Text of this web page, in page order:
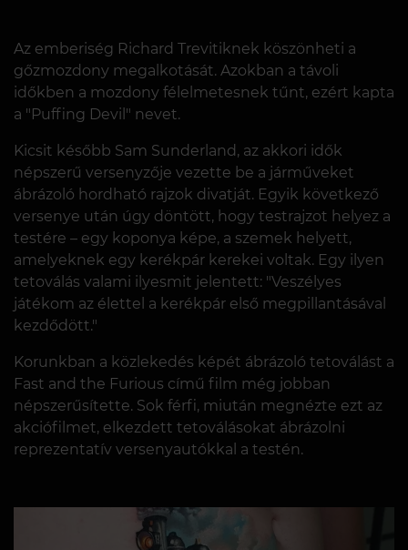
Az emberiség Richard Trevitiknek köszönheti a
gőzmozdony megalkotását. Azokban a távoli
időkben a mozdony félelmetesnek tűnt, ezért kapta
a "Puffing Devil" nevet.
Kicsit később Sam Sunderland, az akkori idők
népszerű versenyzője vezette be a járműveket
ábrázoló hordható rajzok divatját. Egyik következő
versenye után úgy döntött, hogy testrajzot helyez a
testére – egy koponya képe, a szemek helyett,
amelyeknek egy kerékpár kerekei voltak. Egy ilyen
tetoválás valami ilyesmit jelentett: "Veszélyes
játékom az élettel a kerékpár első megpillantásával
kezdődött."
Korunkban a közlekedés képét ábrázoló tetoválást a
Fast and the Furious című film még jobban
népszerűsítette. Sok férfi, miután megnézte ezt az
akciófilmet, elkezdett tetoválásokat ábrázolni
reprezentatív versenyautókkal a testén.